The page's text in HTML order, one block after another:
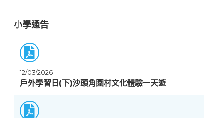
小學通告
12/03/2026
戶外學習日(下)沙頭角圍村文化體驗一天遊